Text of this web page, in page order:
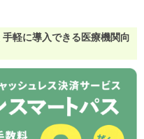
手軽に導入できる医療機関向